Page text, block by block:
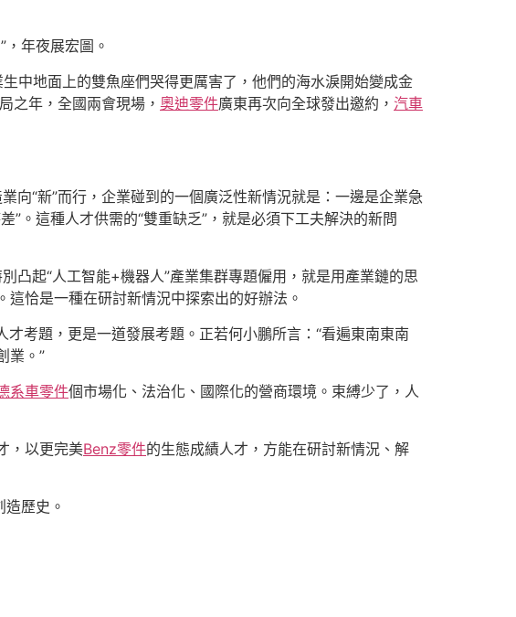
年夜展宏圖。
中地面上的雙魚座們哭得更厲害了，他們的海水淚開始變成金
之年，全國兩會現場， 奧迪零件廣東再次向全球發出邀約， 汽車
向“新”而行，企業碰到的一個廣泛性新情況就是：一邊是企業急
。這種人才供需的“雙重缺乏”，就是必須下工夫解決的新問
凸起“人工智能+機器人”產業集群專題僱用，就是用產業鏈的思
恰是一種在研討新情況中探索出的好辦法。
考題，更是一道發展考題。正若何小鵬所言：“看遍東南東南
業。”
系車零件個市場化、法治化、國際化的營商環境。束縛少了，人
，以更完美Benz零件的生態成績人才，方能在研討新情況、解
歷史。